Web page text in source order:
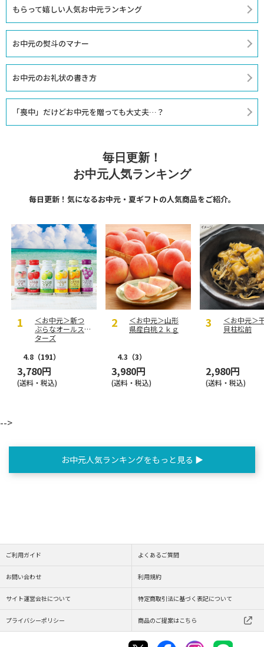
もらって嬉しい人気お中元ランキング
お中元の熨斗のマナー
お中元のお礼状の書き方
「喪中」だけどお中元を贈っても大丈夫…？
毎日更新！
お中元人気ランキング
毎日更新！気になるお中元・夏ギフトの人気商品をご紹介。
＜お中元＞新つ
ぶらなオールス
ターズ
4.8 （191）
3,780円
(送料・税込)
＜お中元＞山形
県産白桃２ｋｇ
4.3 （3）
3,980円
(送料・税込)
＜お中元＞
貝柱松前
2,980円
(送料・税込)
-->
お中元人気ランキングをもっと見る ▶
ご利用ガイド よくあるご質問
お問い合わせ 利用規約
サイト運営会社について 特定商取引法に基づく表記について
プライバシーポリシー 商品のご提案はこちら